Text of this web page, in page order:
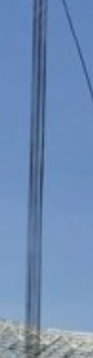
v plnom
cookie a
odkazom:
môžete
údajov pri
s údajmi
o
údajov.
MB /MB